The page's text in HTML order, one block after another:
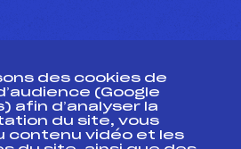
des cookies de
(Google
afin d’analyser la
du site, vous
contenu vidéo et les